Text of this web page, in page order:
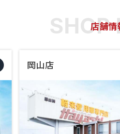
店舗情
Maps 東岡山店